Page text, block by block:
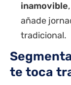
inamovible
añade
tradicional.
te toca